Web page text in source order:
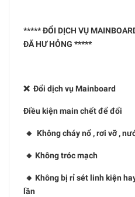
***** ĐỔI DỊCH VỤ
ĐÃ HƯ HỎNG *****
❌ Đổi dịch vụ Mainboard
Điều kiện main chết để đổi
🔸 Không cháy nổ , rơi vỡ ,
🔸 Không tróc mạch
🔸 Không bị rỉ sét linh kiện
lần